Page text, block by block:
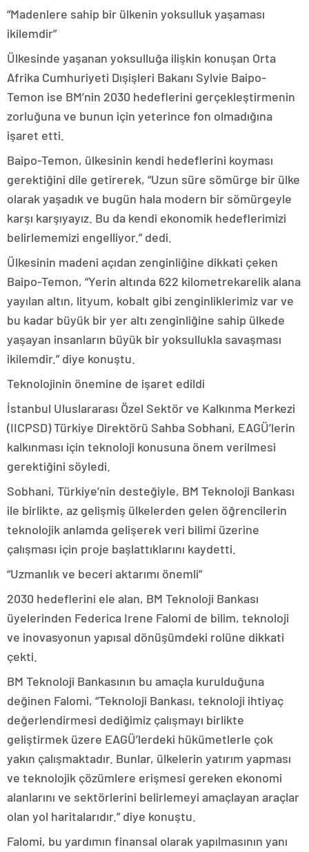
“Madenlere sahip bir ülkenin yoksulluk yaşaması
ikilemdir”
Ülkesinde yaşanan yoksulluğa ilişkin konuşan Orta
Afrika Cumhuriyeti Dışişleri Bakanı Sylvie Baipo-
Temon ise BM’nin 2030 hedeflerini gerçekleştirmenin
zorluğuna ve bunun için yeterince fon olmadığına
işaret etti.
Baipo-Temon, ülkesinin kendi hedeflerini koyması
gerektiğini dile getirerek, “Uzun süre sömürge bir ülke
olarak yaşadık ve bugün hala modern bir sömürgeyle
karşı karşıyayız. Bu da kendi ekonomik hedeflerimizi
belirlememizi engelliyor.” dedi.
Ülkesinin madeni açıdan zenginliğine dikkati çeken
Baipo-Temon, “Yerin altında 622 kilometrekarelik alana
yayılan altın, lityum, kobalt gibi zenginliklerimiz var ve
bu kadar büyük bir yer altı zenginliğine sahip ülkede
yaşayan insanların büyük bir yoksullukla savaşması
ikilemdir.” diye konuştu.
Teknolojinin önemine de işaret edildi
İstanbul Uluslararası Özel Sektör ve Kalkınma Merkezi
(IICPSD) Türkiye Direktörü Sahba Sobhani, EAGÜ’lerin
kalkınması için teknoloji konusuna önem verilmesi
gerektiğini söyledi.
Sobhani, Türkiye’nin desteğiyle, BM Teknoloji Bankası
ile birlikte, az gelişmiş ülkelerden gelen öğrencilerin
teknolojik anlamda gelişerek veri bilimi üzerine
çalışması için proje başlattıklarını kaydetti.
“Uzmanlık ve beceri aktarımı önemli”
2030 hedeflerini ele alan, BM Teknoloji Bankası
üyelerinden Federica Irene Falomi de bilim, teknoloji
ve inovasyonun yapısal dönüşümdeki rolüne dikkati
çekti.
BM Teknoloji Bankasının bu amaçla kurulduğuna
değinen Falomi, “Teknoloji Bankası, teknoloji ihtiyaç
değerlendirmesi dediğimiz çalışmayı birlikte
geliştirmek üzere EAGÜ’lerdeki hükümetlerle çok
yakın çalışmaktadır. Bunlar, ülkelerin yatırım yapması
ve teknolojik çözümlere erişmesi gereken ekonomi
alanlarını ve sektörlerini belirlemeyi amaçlayan araçlar
olan yol haritalarıdır.” diye konuştu.
Falomi, bu yardımın finansal olarak yapılmasının yanı